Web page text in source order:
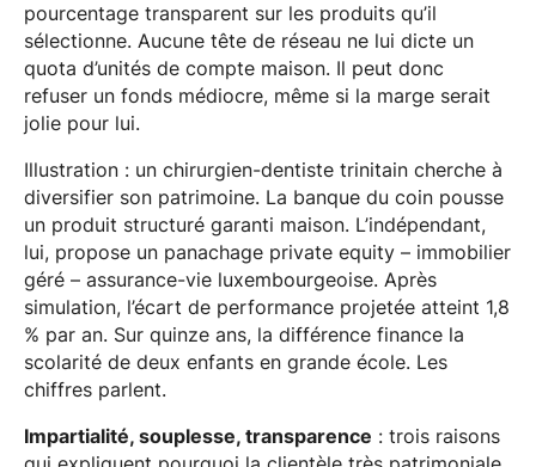
pourcentage transparent sur les produits qu’il
sélectionne. Aucune tête de réseau ne lui dicte un
quota d’unités de compte maison. Il peut donc
refuser un fonds médiocre, même si la marge serait
jolie pour lui.
Illustration : un chirurgien-dentiste trinitain cherche à
diversifier son patrimoine. La banque du coin pousse
un produit structuré garanti maison. L’indépendant,
lui, propose un panachage private equity – immobilier
géré – assurance-vie luxembourgeoise. Après
simulation, l’écart de performance projetée atteint 1,8
% par an. Sur quinze ans, la différence finance la
scolarité de deux enfants en grande école. Les
chiffres parlent.
Impartialité, souplesse, transparence : trois raisons